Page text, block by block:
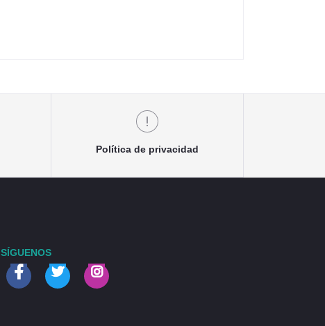
Política de privacidad
SÍGUENOS